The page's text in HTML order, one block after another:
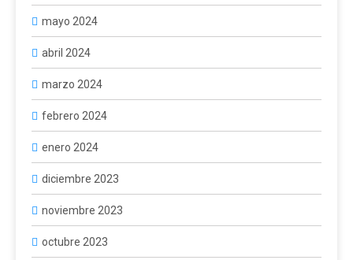
mayo 2024
abril 2024
marzo 2024
febrero 2024
enero 2024
diciembre 2023
noviembre 2023
octubre 2023